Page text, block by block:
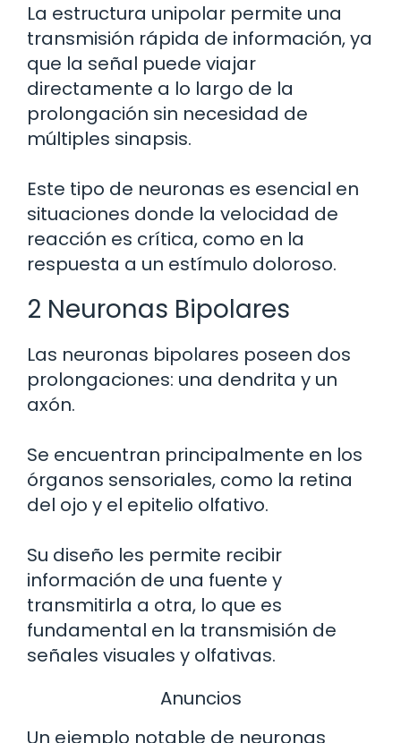
La estructura unipolar permite una
transmisión rápida de información, ya
que la señal puede viajar
directamente a lo largo de la
prolongación sin necesidad de
múltiples sinapsis.
Este tipo de neuronas es esencial en
situaciones donde la velocidad de
reacción es crítica, como en la
respuesta a un estímulo doloroso.
2 Neuronas Bipolares
Las neuronas bipolares poseen dos
prolongaciones: una dendrita y un
axón.
Se encuentran principalmente en los
órganos sensoriales, como la retina
del ojo y el epitelio olfativo.
Su diseño les permite recibir
información de una fuente y
transmitirla a otra, lo que es
fundamental en la transmisión de
señales visuales y olfativas.
Anuncios
Un ejemplo notable de neuronas